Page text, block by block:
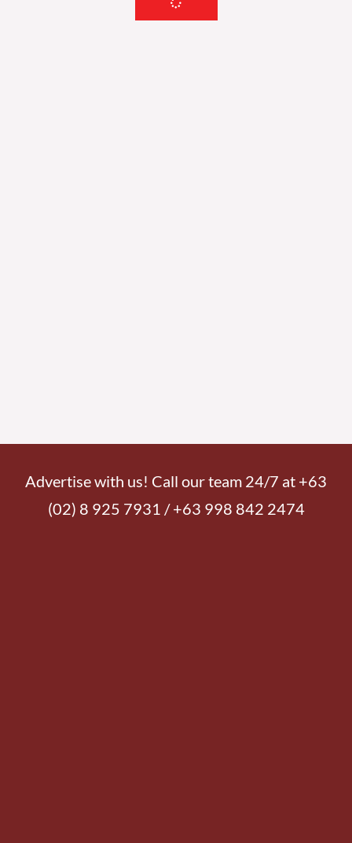
Advertise with us! Call our team 24/7 at +63
(02) 8 925 7931 / +63 998 842 2474